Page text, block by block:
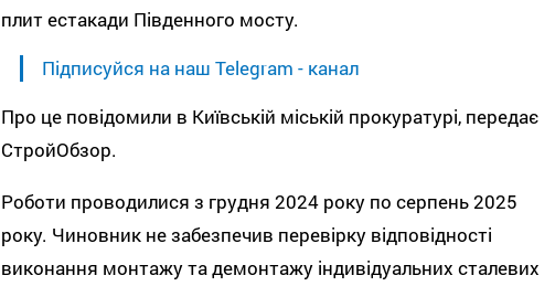
плит естакади Південного мосту.
Підписуйся на наш Telegram - канал
Про це повідомили в Київській міській прокуратурі, передає
СтройОбзор.
Роботи проводилися з грудня 2024 року по серпень 2025
року. Чиновник не забезпечив перевірку відповідності
виконання монтажу та демонтажу індивідуальних сталевих